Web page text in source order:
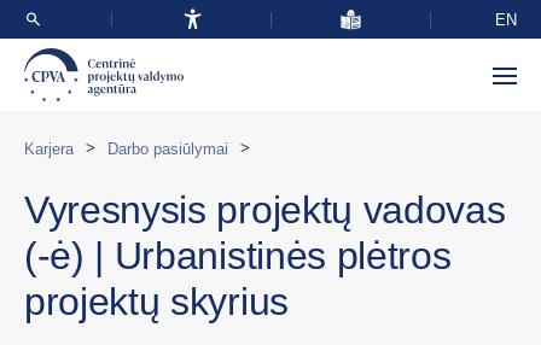
EN
Karjera > Darbo pasiūlymai >
Vyresnysis projektų vadovas
(-ė) | Urbanistinės plėtros
projektų skyrius